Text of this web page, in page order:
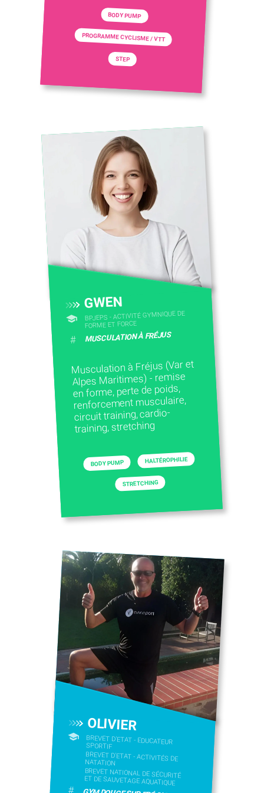
BODY PUMP
PROGRAMME CYCLISME / VTT
STEP
GWEN
BPJEPS - ACTIVITÉ GYMNIQUE DE
FORME ET FORCE
# MUSCULATION À FRÉJUS
Musculation à Fréjus (Var et
Alpes Maritimes) - remise
en forme, perte de poids,
renforcement musculaire,
circuit training, cardio-
training, stretching
BODY PUMP HALTÉROPHILIE
STRETCHING
OLIVIER
BREVET D'ETAT - EDUCATEUR
SPORTIF
BREVET D'ETAT - ACTIVITÉS DE
NATATION
BREVET NATIONAL DE SÉCURITÉ
ET DE SAUVETAGE AQUATIQUE
#